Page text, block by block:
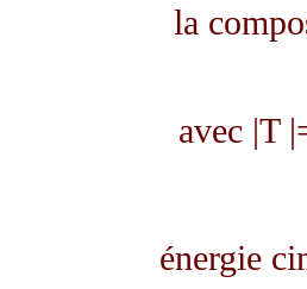
la
avec |T
énergie